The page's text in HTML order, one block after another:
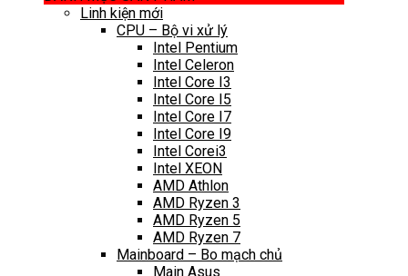
Linh kiện mới
CPU – Bộ vi xử lý
Intel Pentium
Intel Celeron
Intel Core I3
Intel Core I5
Intel Core I7
Intel Core I9
Intel Corei3
Intel XEON
AMD Athlon
AMD Ryzen 3
AMD Ryzen 5
AMD Ryzen 7
Mainboard – Bo mạch chủ
Main Asus